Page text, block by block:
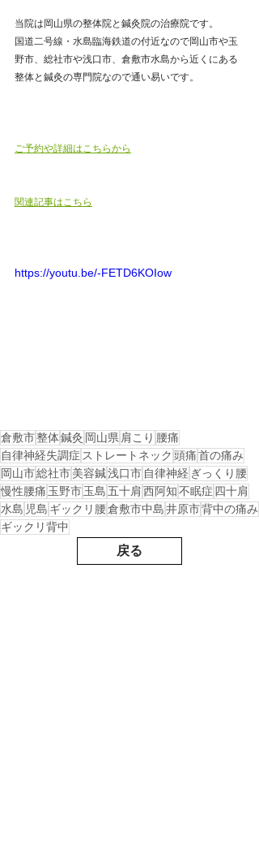
当院は岡山県の整体院と鍼灸院の治療院です。
国道二号線・水島臨海鉄道の付近なので岡山市や玉
野市、総社市や浅口市、倉敷市水島から近くにある
整体と鍼灸の専門院なので通い易いです。
ご予約や詳細はこちらから
関連記事はこちら
https://youtu.be/-FETD6KOIow
倉敷市整体鍼灸 岡山県 肩こり 腰痛
自律神経失調症 ストレートネック 頭痛首の痛み
岡山市総社市美容鍼浅口市 自律神経 ぎっくり腰
慢性腰痛 玉野市玉島 五十肩西阿知不眠症 四十肩
水島 児島 ギックリ腰倉敷市中島井原市背中の痛み
ギックリ背中
戻る